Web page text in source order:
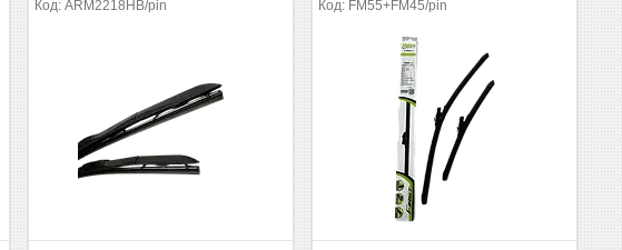
ARM2218HB/pin FM55+FM45/pin